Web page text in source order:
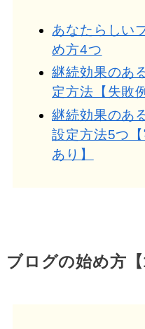
あなたらしい
め方4つ
継続効果のあ
定方法【失敗
継続効果のあ
設定方法5つ
あり】
ブログの始め方【